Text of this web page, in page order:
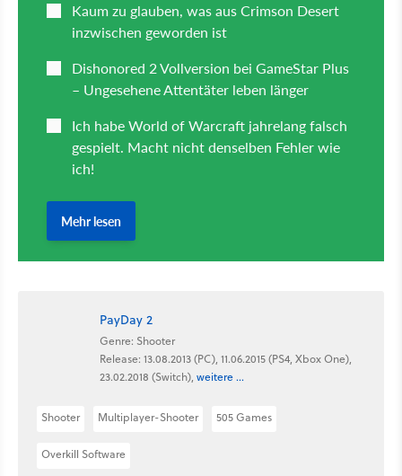
PayDay 2
Genre: Shooter
Release: 13.08.2013 (PC), 11.06.2015 (PS4, Xbox One),
23.02.2018 (Switch), weitere ...
Shooter Multiplayer-Shooter 505 Games
Overkill Software